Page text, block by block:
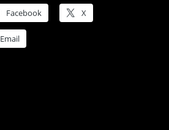
Facebook X
Email